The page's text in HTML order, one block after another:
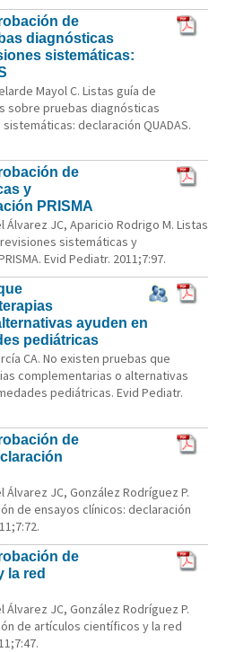
de
diagnósticas
sistemáticas:
Mayol C. Listas guía de
sobre pruebas diagnósticas
declaración QUADAS.
de
y
PRISMA
Álvarez JC, Aparicio Rodrigo M. Listas
sistemáticas y
Evid Pediatr. 2011;7:97.
ayuden en
pediátricas
CA. No existen pruebas que
complementarias o alternativas
pediátricas. Evid Pediatr.
de
Álvarez JC, González Rodríguez P.
de ensayos clínicos: declaración
de
la red
Álvarez JC, González Rodríguez P.
de artículos científicos y la red